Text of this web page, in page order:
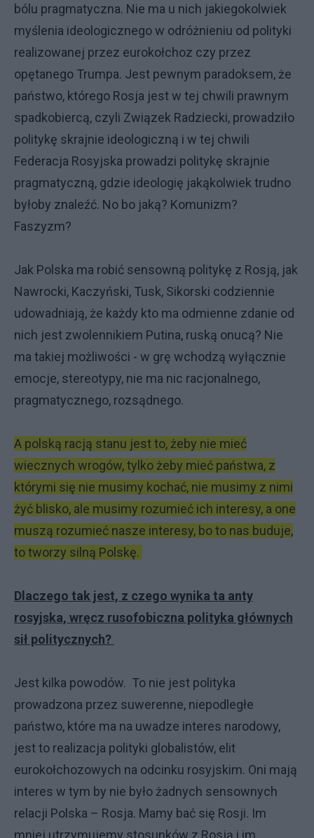
bólu pragmatyczna. Nie ma u nich jakiegokolwiek
myślenia ideologicznego w odróżnieniu od polityki
realizowanej przez eurokołchoz czy przez
opętanego Trumpa. Jest pewnym paradoksem, że
państwo, którego Rosja jest w tej chwili prawnym
spadkobiercą, czyli Związek Radziecki, prowadziło
politykę skrajnie ideologiczną i w tej chwili
Federacja Rosyjska prowadzi politykę skrajnie
pragmatyczną, gdzie ideologię jakąkolwiek trudno
byłoby znaleźć. No bo jaką? Komunizm?
Faszyzm?
Jak Polska ma robić sensowną politykę z Rosją, jak
Nawrocki, Kaczyński, Tusk, Sikorski codziennie
udowadniają, że każdy kto ma odmienne zdanie od
nich jest zwolennikiem Putina, ruską onucą? Nie
ma takiej możliwości - w grę wchodzą wyłącznie
emocje, stereotypy, nie ma nic racjonalnego,
pragmatycznego, rozsądnego.
A polską racją stanu jest to, żeby nie mieć
wiecznych wrogów, tylko żeby mieć państwa, z
którymi się nie musimy kochać, nie musimy z nimi
żyć blisko, ale musimy rozumieć ich interesy, a one
muszą rozumieć nasze interesy, bo to nas buduje,
to tworzy silną Polskę.
Dlaczego tak jest, z czego wynika ta anty
rosyjska, wręcz rusofobiczna polityka głównych
sił politycznych?
Jest kilka powodów. To nie jest polityka
prowadzona przez suwerenne, niepodległe
państwo, które ma na uwadze interes narodowy,
jest to realizacja polityki globalistów, elit
eurokołchozowych na odcinku rosyjskim. Oni mają
interes w tym by nie było żadnych sensownych
relacji Polska – Rosja. Mamy bać się Rosji. Im
mniej utrzymujemy stosunków z Rosją i im